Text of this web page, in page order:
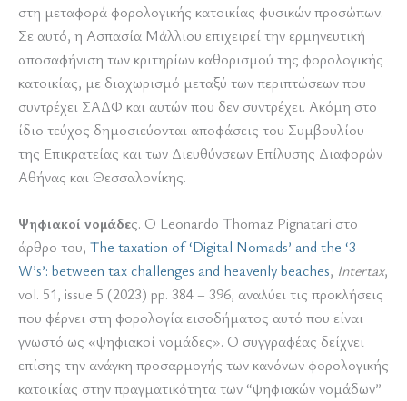
στη μεταφορά φορολογικής κατοικίας φυσικών προσώπων.
Σε αυτό, η Ασπασία Μάλλιου επιχειρεί την ερμηνευτική
αποσαφήνιση των κριτηρίων καθορισμού της φορολογικής
κατοικίας, με διαχωρισμό μεταξύ των περιπτώσεων που
συντρέχει ΣΑΔΦ και αυτών που δεν συντρέχει. Ακόμη στο
ίδιο τεύχος δημοσιεύονται αποφάσεις του Συμβουλίου
της Επικρατείας και των Διευθύνσεων Επίλυσης Διαφορών
Αθήνας και Θεσσαλονίκης.
Ψηφιακοί νομάδες. Ο Leonardo Thomaz Pignatari στο
άρθρο του, The taxation of ‘Digital Nomads’ and the ‘3
W’s’: between tax challenges and heavenly beaches, Intertax,
vol. 51, issue 5 (2023) pp. 384 – 396, αναλύει τις προκλήσεις
που φέρνει στη φορολογία εισοδήματος αυτό που είναι
γνωστό ως «ψηφιακοί νομάδες». Ο συγγραφέας δείχνει
επίσης την ανάγκη προσαρμογής των κανόνων φορολογικής
κατοικίας στην πραγματικότητα των “ψηφιακών νομάδων”